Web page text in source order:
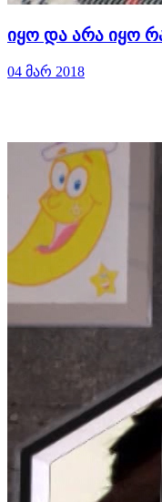
იყო და არა იყო
04 მარ 2018